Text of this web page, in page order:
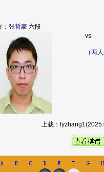
张哲豪 六段
vs
（两
上载：